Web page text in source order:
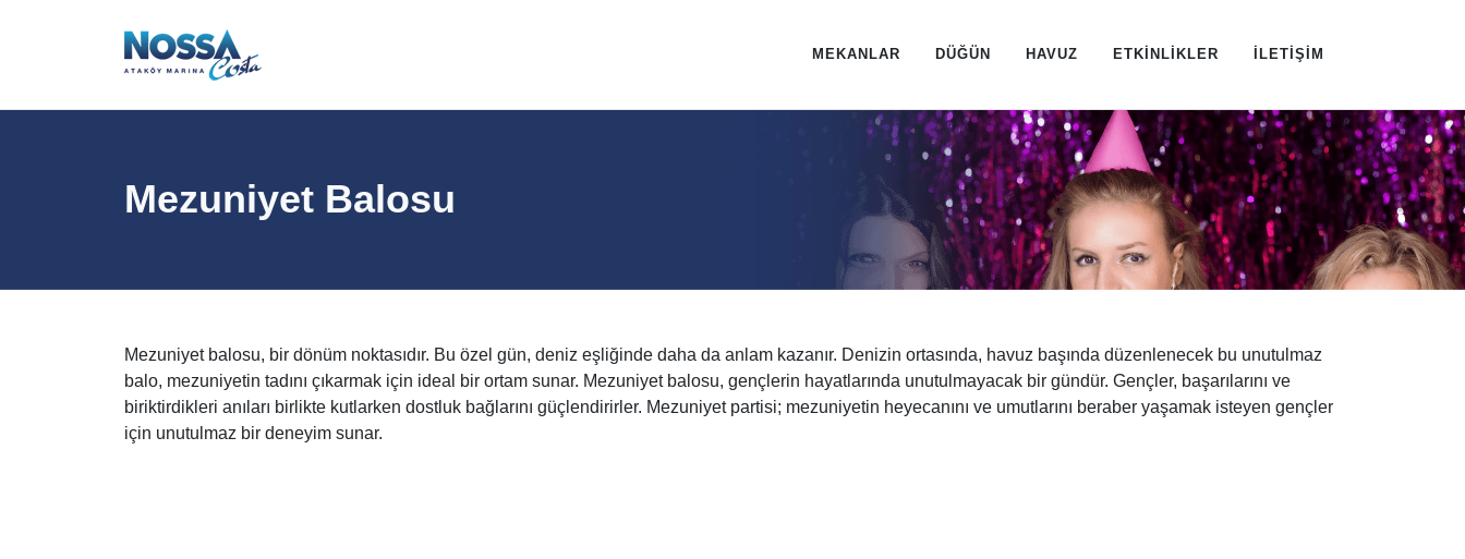
MEKANLAR DÜĞÜN HAVUZ ETKİNLİKLER İLETİŞİM
Mezuniyet Balosu
Mezuniyet balosu, bir dönüm noktasıdır. Bu özel gün, deniz eşliğinde daha da anlam kazanır. Denizin ortasında, havuz başında düzenlenecek bu unutulmaz
balo, mezuniyetin tadını çıkarmak için ideal bir ortam sunar. Mezuniyet balosu, gençlerin hayatlarında unutulmayacak bir gündür. Gençler, başarılarını ve
biriktirdikleri anıları birlikte kutlarken dostluk bağlarını güçlendirirler. Mezuniyet partisi; mezuniyetin heyecanını ve umutlarını beraber yaşamak isteyen gençler
için unutulmaz bir deneyim sunar.